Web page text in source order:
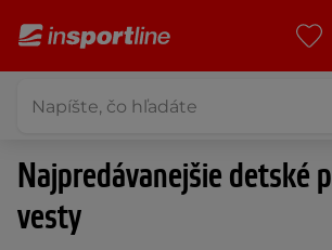
Najpredávanejšie detské
vesty